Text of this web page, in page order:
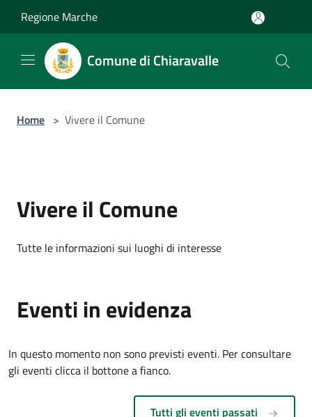
Regione Marche
Comune di Chiaravalle
Home > Vivere il Comune
Vivere il Comune
Tutte le informazioni sui luoghi di interesse
Eventi in evidenza
In questo momento non sono previsti eventi. Per consultare
gli eventi clicca il bottone a fianco.
Tutti gli eventi passati